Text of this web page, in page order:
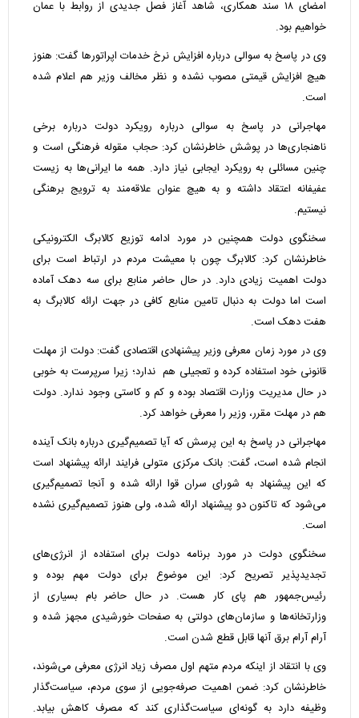
امضای ۱۸ سند همکاری، شاهد آغاز فصل جدیدی از روابط با عمان
خواهیم بود.
وی در پاسخ به سوالی درباره افزایش نرخ خدمات اپراتورها گفت: هنوز
هیچ افزایش قیمتی مصوب نشده و نظر مخالف وزیر هم اعلام شده
است.
مهاجرانی در پاسخ به سوالی درباره رویکرد دولت درباره برخی
ناهنجاری‌ها در پوشش خاطرنشان کرد: حجاب مقوله فرهنگی است و
چنین مسائلی به رویکرد ایجابی نیاز دارد. همه ما ایرانی‌ها به زیست
عفیفانه اعتقاد داشته و به هیچ عنوان علاقه‌مند به ترویج برهنگی
نیستیم.
سخنگوی دولت همچنین در مورد ادامه توزیع کالابرگ الکترونیکی
خاطرنشان کرد: کالابرگ چون با معیشت مردم در ارتباط است برای
دولت اهمیت زیادی دارد. در حال حاضر منابع برای سه دهک آماده
است اما دولت به دنبال تامین منابع کافی در جهت ارائه کالابرگ به
هفت دهک است.
وی در مورد زمان معرفی وزیر پیشنهادی اقتصادی گفت: دولت از مهلت
قانونی خود استفاده کرده و تعجیلی هم ندارد؛ زیرا سرپرست به خوبی
در حال مدیریت وزارت اقتصاد بوده و کم و کاستی وجود ندارد. دولت
هم در مهلت مقرر، وزیر را معرفی خواهد کرد.
مهاجرانی در پاسخ به این پرسش که آیا تصمیم‌گیری درباره بانک آینده
انجام شده است، گفت: بانک مرکزی متولی فرایند ارائه پیشنهاد است
که این پیشنهاد به شورای سران قوا ارائه شده و آنجا تصمیم‌گیری
می‌شود که تاکنون دو پیشنهاد ارائه شده، ولی هنوز تصمیم‌گیری نشده
است.
سخنگوی دولت در مورد برنامه دولت برای استفاده از انرژی‌های
تجدیدپذیر تصریح کرد: این موضوع برای دولت مهم بوده و
رئیس‌جمهور هم پای کار هست. در حال حاضر بام بسیاری از
وزارتخانه‌ها و سازمان‌های دولتی به صفحات خورشیدی مجهز شده و
آرام آرام برق آنها قابل قطع شدن است.
وی با انتقاد از اینکه مردم متهم اول مصرف زیاد انرژی معرفی می‌شوند،
خاطرنشان کرد: ضمن اهمیت صرفه‌جویی از سوی مردم، سیاست‌گذار
وظیفه دارد به گونه‌ای سیاست‌گذاری کند که مصرف کاهش بیابد.